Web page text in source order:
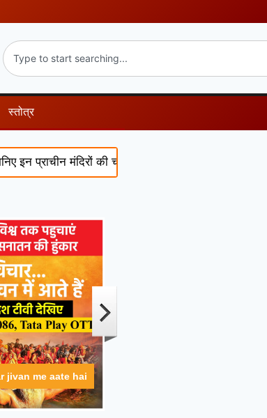
स्तोत्र
मंदिरों की चमत्कारी कथाएं और पौराणिक रहस्य
jivan me aate hai